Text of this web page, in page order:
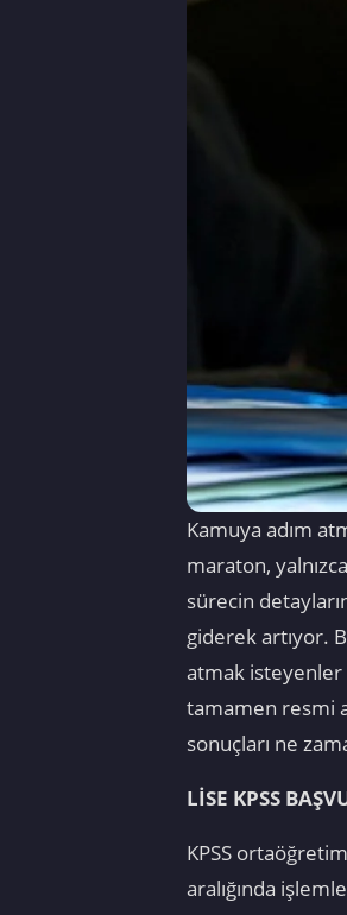
Kamuya adım
maraton,
sürecin
giderek artıyor.
atmak isteyenler
tamamen resmi
sonuçları ne
LİSE KPSS
KPSS
aralığında